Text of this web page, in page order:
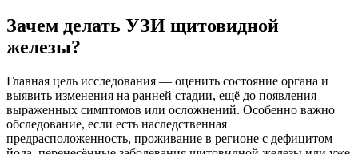
Зачем делать УЗИ щитовидной
железы?
Главная цель исследования — оценить состояние органа и
выявить изменения на ранней стадии, ещё до появления
выраженных симптомов или осложнений. Особенно важно
обследование, если есть наследственная
предрасположенность, проживание в регионе с дефицитом